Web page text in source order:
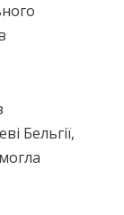
Бельгії,